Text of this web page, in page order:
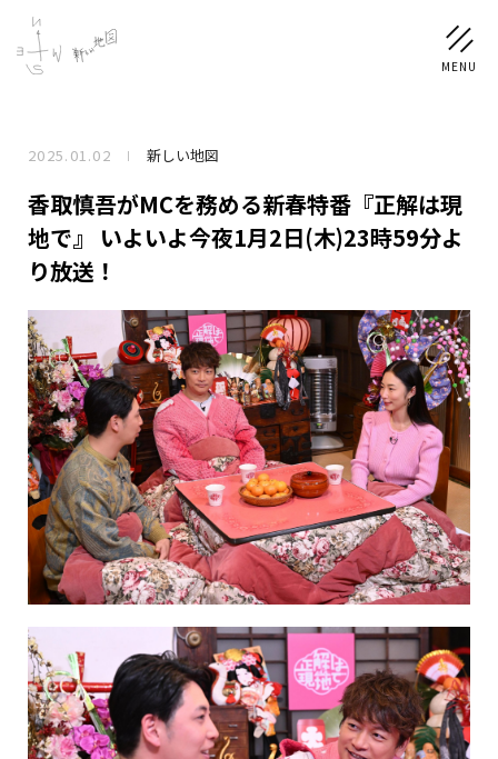
NEWS
SCHEDULE
稲垣 吾郎 草彅 剛 香取 慎吾
DISCOGRAPHY
CHIZUSHOP
NAKAMA入会
CHIZULOG
FAQ
お問い合わせ
2025.01.02 新しい地図
香取慎吾がMCを務める新春特番『正解は現
地で』 いよいよ今夜1月2日(木)23時59分よ
り放送！